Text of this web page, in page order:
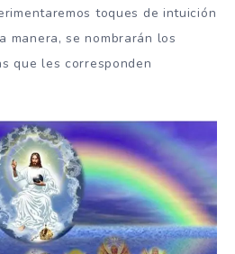
toques de intuición
manera, se nombrarán los
que les corresponden